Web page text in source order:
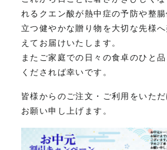
れるクエン酸が熱中症の予防や整
立つ健やかな贈り物を大切な先様
えてお届けいたします。
またご家庭での日々の食卓のひと
くだされば幸いです。
皆様からのご注文・ご利用をいただ
お願い申し上げます。